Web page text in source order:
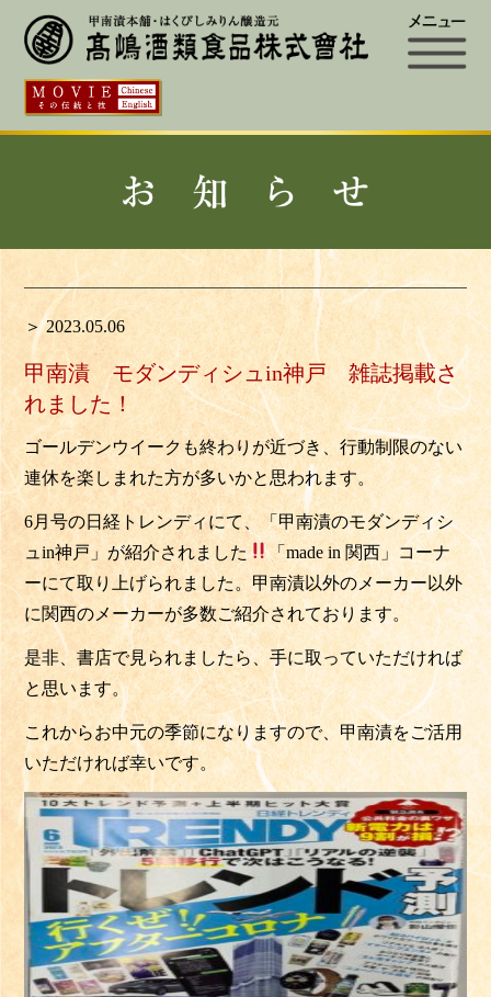
＞ 2023.05.06
甲南漬 モダンディシュin神戸 雑誌掲載さ
れました！
ゴールデンウイークも終わりが近づき、行動制限のない
連休を楽しまれた方が多いかと思われます。
6月号の日経トレンディにて、「甲南漬のモダンディシ
ュin神戸」が紹介されました
「made in 関西」コーナ
ーにて取り上げられました。甲南漬以外のメーカー以外
に関西のメーカーが多数ご紹介されております。
是非、書店で見られましたら、手に取っていただければ
と思います。
これからお中元の季節になりますので、甲南漬をご活用
いただければ幸いです。